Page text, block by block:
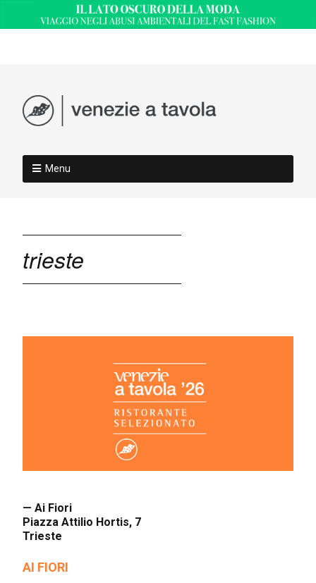
Menu
trieste
— Ai Fiori
Piazza Attilio Hortis, 7
Trieste
AI FIORI